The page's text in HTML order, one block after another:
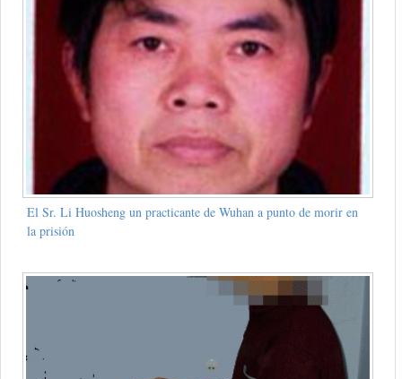
El Sr. Li Huosheng un practicante de Wuhan a punto de morir en
la prisión